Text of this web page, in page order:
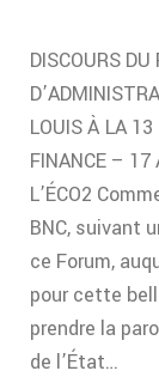
DISCOURS
LOUIS À LA
FINANCE – 17
L’ÉCO2
BNC, suivant
ce Forum,
pour cette
prendre la
de l’État…